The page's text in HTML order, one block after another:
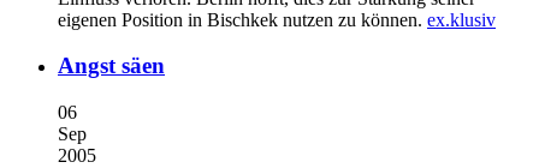
eigenen Position in Bischkek nutzen zu können. ex.klusiv
Angst säen
06
Sep
2005